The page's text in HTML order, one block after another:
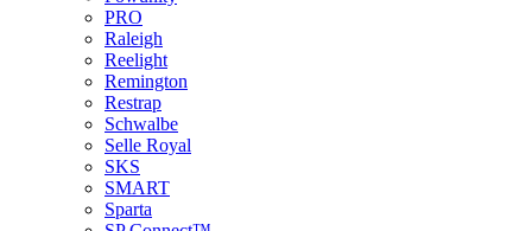
PRO
Raleigh
Reelight
Remington
Restrap
Schwalbe
Selle Royal
SKS
SMART
Sparta